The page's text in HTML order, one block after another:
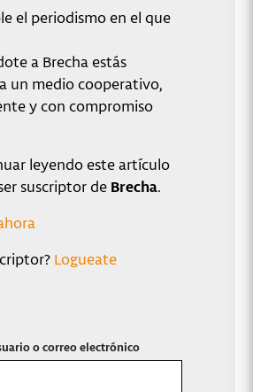
el periodismo en el que
a Brecha estás
un medio cooperativo,
y con compromiso
leyendo este artículo
suscriptor de Brecha.
Logueate
o correo electrónico